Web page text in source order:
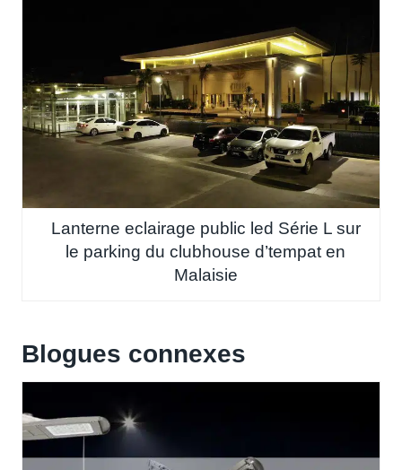
Lanterne eclairage public led Série L sur
le parking du clubhouse d’tempat en
Malaisie
Blogues connexes